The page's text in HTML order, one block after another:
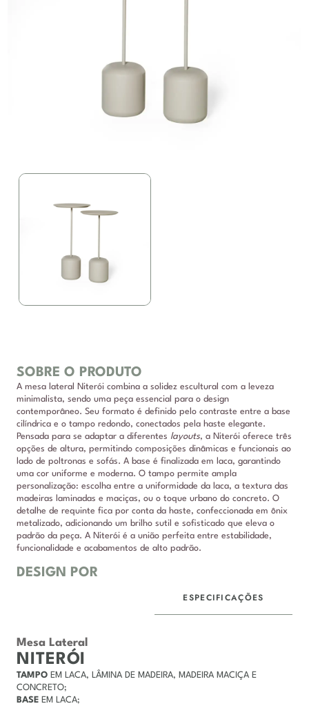
SOBRE O PRODUTO
A mesa lateral Niterói combina a solidez escultural com a leveza
minimalista, sendo uma peça essencial para o design
contemporâneo. Seu formato é definido pelo contraste entre a base
cilíndrica e o tampo redondo, conectados pela haste elegante.
Pensada para se adaptar a diferentes layouts, a Niterói oferece três
opções de altura, permitindo composições dinâmicas e funcionais ao
lado de poltronas e sofás. A base é finalizada em laca, garantindo
uma cor uniforme e moderna. O tampo permite ampla
personalização: escolha entre a uniformidade da laca, a textura das
madeiras laminadas e maciças, ou o toque urbano do concreto. O
detalhe de requinte fica por conta da haste, confeccionada em ônix
metalizado, adicionando um brilho sutil e sofisticado que eleva o
padrão da peça. A Niterói é a união perfeita entre estabilidade,
funcionalidade e acabamentos de alto padrão.
DESIGN POR
ESPECIFICAÇÕES
Mesa Lateral
NITERÓI
TAMPO EM LACA, LÂMINA DE MADEIRA, MADEIRA MACIÇA E
CONCRETO;
BASE EM LACA;